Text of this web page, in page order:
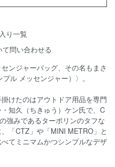
り一覧
問い合わせる
ンジャーバッグ、その名もまさ
ル メッセンジャー）〉。
けたのはアウトドア用品を専門
知久（ちきゅう）ケン氏で、C
強みであるターポリンのタフな
「CTZ」や「MINI METRO」と
てミニマムかつシンプルなデザ